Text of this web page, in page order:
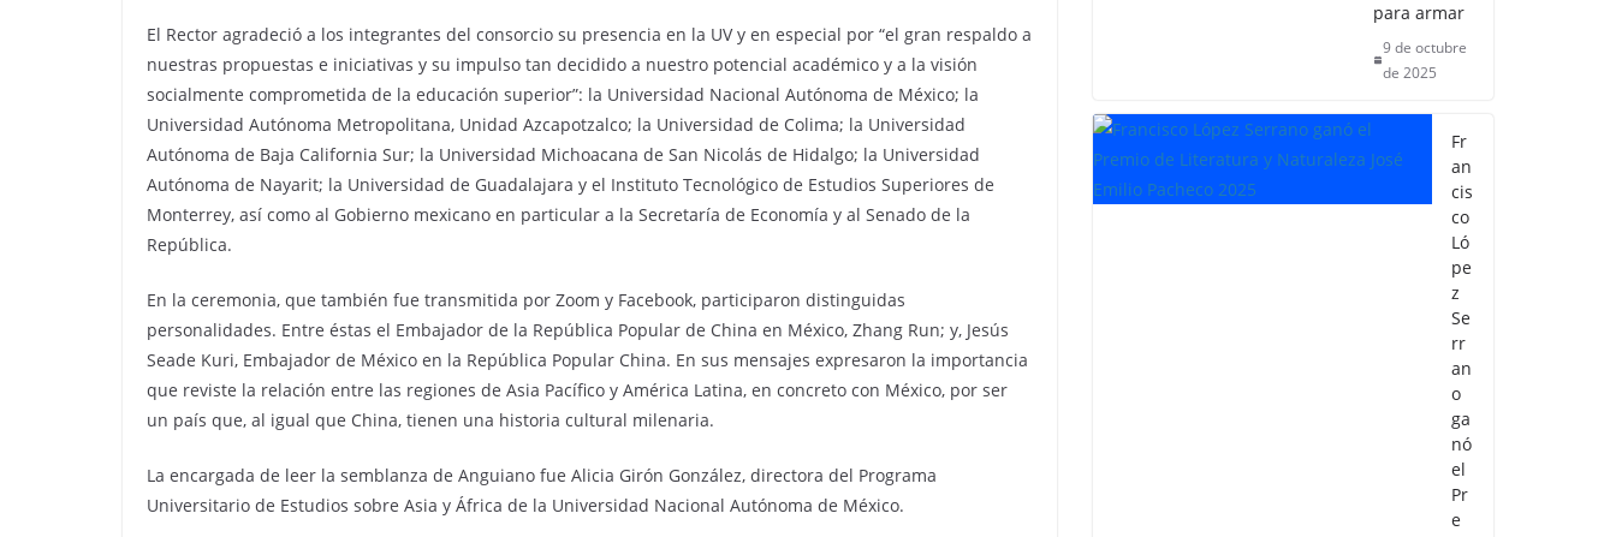
El Rector agradeció a los integrantes del consorcio su presencia en la UV y en especial por “el gran respaldo a
nuestras propuestas e iniciativas y su impulso tan decidido a nuestro potencial académico y a la visión
socialmente comprometida de la educación superior”: la Universidad Nacional Autónoma de México; la
Universidad Autónoma Metropolitana, Unidad Azcapotzalco; la Universidad de Colima; la Universidad
Autónoma de Baja California Sur; la Universidad Michoacana de San Nicolás de Hidalgo; la Universidad
Autónoma de Nayarit; la Universidad de Guadalajara y el Instituto Tecnológico de Estudios Superiores de
Monterrey, así como al Gobierno mexicano en particular a la Secretaría de Economía y al Senado de la
República.
En la ceremonia, que también fue transmitida por Zoom y Facebook, participaron distinguidas
personalidades. Entre éstas el Embajador de la República Popular de China en México, Zhang Run; y, Jesús
Seade Kuri, Embajador de México en la República Popular China. En sus mensajes expresaron la importancia
que reviste la relación entre las regiones de Asia Pacífico y América Latina, en concreto con México, por ser
un país que, al igual que China, tienen una historia cultural milenaria.
La encargada de leer la semblanza de Anguiano fue Alicia Girón González, directora del Programa
Universitario de Estudios sobre Asia y África de la Universidad Nacional Autónoma de México.
para armar
9 de octubre
de 2025
Fr
an
cis
co
Ló
pe
z
Se
rr
an
o
ga
nó
el
Pr
e